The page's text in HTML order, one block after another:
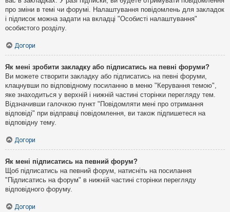
про зміни в темі чи форумі. Налаштування повідомлень для закладок
і підписок можна задати на вкладці "Особисті налаштування"
особистого розділу.
Догори
Як мені зробити закладку або підписатись на певні форуми?
Ви можете створити закладку або підписатись на певні форуми,
клацнувши по відповідному посиланню в меню "Керування темою",
яке знаходиться у верхній і нижній частині сторінки перегляду тем.
Відзначивши галочкою пункт "Повідомляти мені про отримання
відповіді" при відправці повідомлення, ви також підпишетеся на
відповідну тему.
Догори
Як мені підписатись на певний форум?
Щоб підписатись на певний форум, натисніть на посилання
"Підписатись на форум" в нижній частині сторінки перегляду
відповідного форуму.
Догори